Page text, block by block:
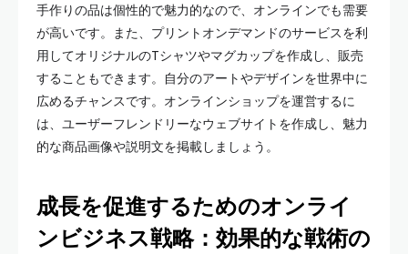
手作りの品は個性的で魅力的なので、オンラインでも需要
が高いです。また、プリントオンデマンドのサービスを利
用してオリジナルのTシャツやマグカップを作成し、販売
することもできます。自分のアートやデザインを世界中に
広めるチャンスです。オンラインショップを運営するに
は、ユーザーフレンドリーなウェブサイトを作成し、魅力
的な商品画像や説明文を掲載しましょう。
成長を促進するためのオンライ
ンビジネス戦略：効果的な戦術の